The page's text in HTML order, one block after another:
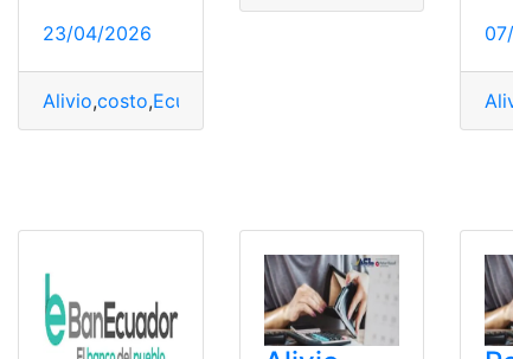
23/04/2026
Alivio,costo,Ecuador Planillas